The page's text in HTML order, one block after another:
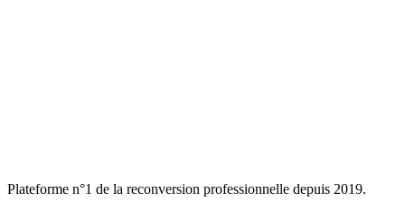
Plateforme n°1 de la reconversion professionnelle depuis 2019.